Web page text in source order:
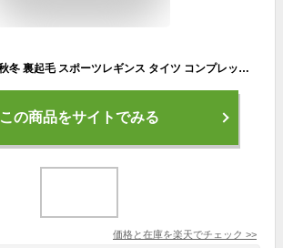
【ネコポスもOK】秋冬 裏起毛 スポーツレギンス タイツ コンプレッション 【FILA(フィラ)】 レディース アンダーウェア ランニング ジョギング 無地 女性 スポーツウェア あたたかい 10分丈 黒 M/L/LL
この商品をサイトでみる
価格と在庫を楽天でチェック >>